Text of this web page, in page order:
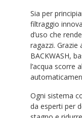
Sia per
filtraggio
d’uso che
ragazzi. Grazie
BACKWASH,
l’acqua scorre
Ogni sistema
da esperti per